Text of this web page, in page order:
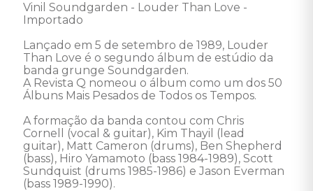
Vinil Soundgarden - Louder Than Love -
Importado
Lançado em 5 de setembro de 1989, Louder
Than Love é o segundo álbum de estúdio da
banda grunge Soundgarden.
A Revista Q nomeou o álbum como um dos 50
Álbuns Mais Pesados de Todos os Tempos.
A formação da banda contou com Chris
Cornell (vocal & guitar), Kim Thayil (lead
guitar), Matt Cameron (drums), Ben Shepherd
(bass), Hiro Yamamoto (bass 1984-1989), Scott
Sundquist (drums 1985-1986) e Jason Everman
(bass 1989-1990).